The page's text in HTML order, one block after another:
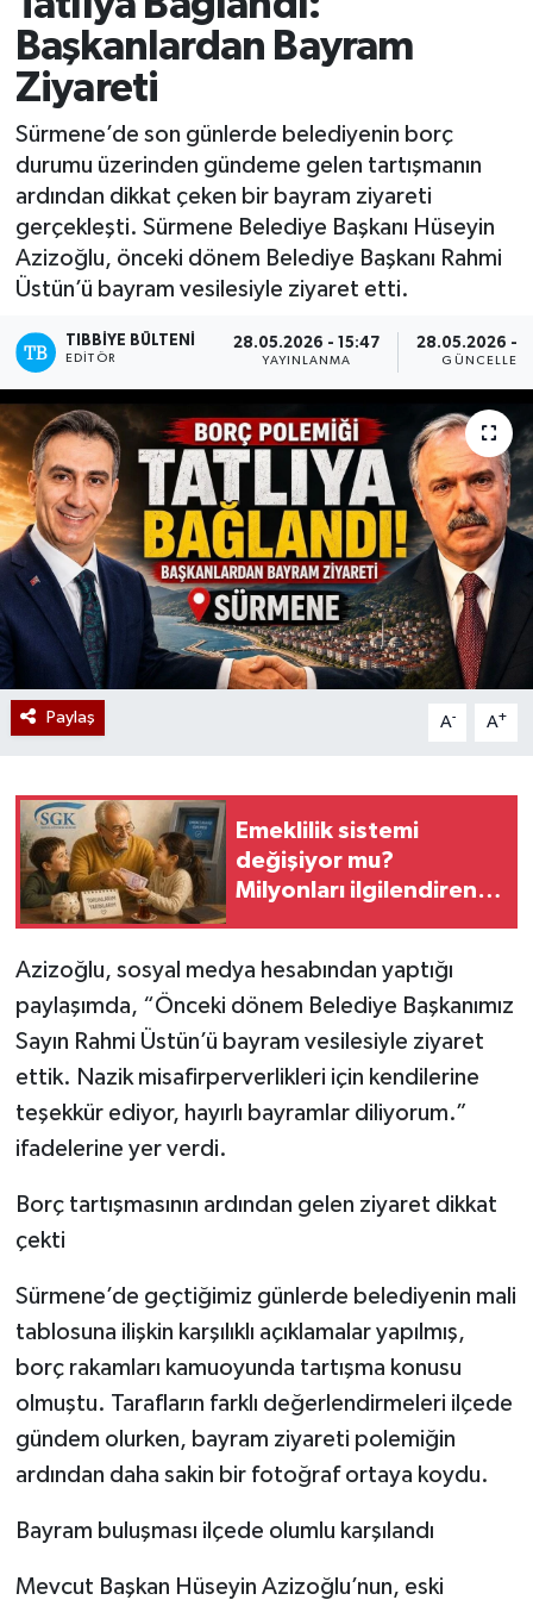
Başkanlardan Bayram
Ziyareti
Sürmene’de son günlerde belediyenin borç
durumu üzerinden gündeme gelen tartışmanın
ardından dikkat çeken bir bayram ziyareti
gerçekleşti. Sürmene Belediye Başkanı Hüseyin
Azizoğlu, önceki dönem Belediye Başkanı Rahmi
Üstün’ü bayram vesilesiyle ziyaret etti.
TIBBIYE BÜLTENI
EDITÖR
28.05.2026 - 15:47
YAYINLANMA
28.05.2026 -
Paylaş A- A+
Emeklilik sistemi
değişiyor mu?
Milyonları ilgilendiren
Azizoğlu, sosyal medya hesabından yaptığı
paylaşımda, “Önceki dönem Belediye Başkanımız
Sayın Rahmi Üstün’ü bayram vesilesiyle ziyaret
ettik. Nazik misafirperverlikleri için kendilerine
teşekkür ediyor, hayırlı bayramlar diliyorum.”
ifadelerine yer verdi.
Borç tartışmasının ardından gelen ziyaret dikkat
çekti
Sürmene’de geçtiğimiz günlerde belediyenin mali
tablosuna ilişkin karşılıklı açıklamalar yapılmış,
borç rakamları kamuoyunda tartışma konusu
olmuştu. Tarafların farklı değerlendirmeleri ilçede
gündem olurken, bayram ziyareti polemiğin
ardından daha sakin bir fotoğraf ortaya koydu.
Bayram buluşması ilçede olumlu karşılandı
Mevcut Başkan Hüseyin Azizoğlu’nun, eski
Mevzuat